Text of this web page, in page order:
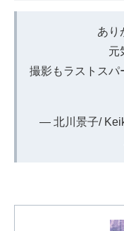
あり
元
撮影もラストスパ
— 北川景子/